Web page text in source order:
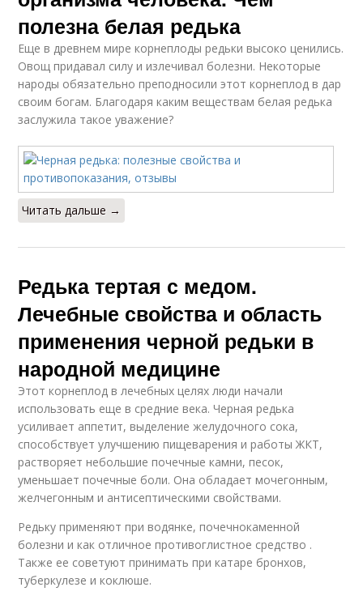
полезна белая редька
Еще в древнем мире корнеплоды редьки высоко ценились.
Овощ придавал силу и излечивал болезни. Некоторые
народы обязательно преподносили этот корнеплод в дар
своим богам. Благодаря каким веществам белая редька
заслужила такое уважение?
Читать дальше →
Редька тертая с медом.
Лечебные свойства и область
применения черной редьки в
народной медицине
Этот корнеплод в лечебных целях люди начали
использовать еще в средние века. Черная редька
усиливает аппетит, выделение желудочного сока,
способствует улучшению пищеварения и работы ЖКТ,
растворяет небольшие почечные камни, песок,
уменьшает почечные боли. Она обладает мочегонным,
желчегонным и антисептическими свойствами.
Редьку применяют при водянке, почечнокаменной
болезни и как отличное противоглистное средство .
Также ее советуют принимать при катаре бронхов,
туберкулезе и коклюше.